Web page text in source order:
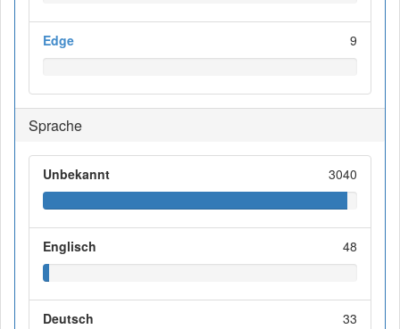
Edge 9
Sprache
Unbekannt 3040
Englisch 48
Deutsch 33